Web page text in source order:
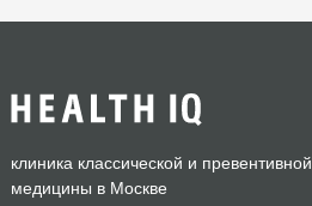
клиника классической и превентивной
медицины в Москве